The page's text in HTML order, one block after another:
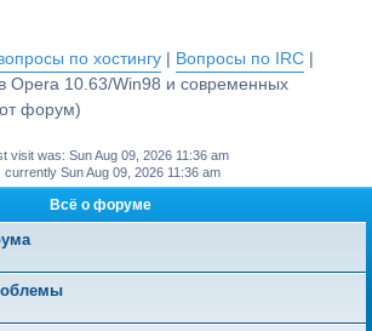
по хостингу Вопросы по IRC
Opera 10.63/Win98 и современных
форум)
visit was: Sun Aug 09, 2026 11:36 am
currently Sun Aug 09, 2026 11:36 am
Всё о форуме